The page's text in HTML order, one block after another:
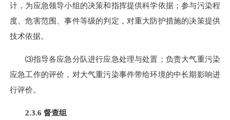
计，为应急领导小组的决策和指挥提供科学依据；参与污染程
度、危害范围、事件等级的判定，对重大防护措施的决策提供
技术依据。
⑶指导各应急分队进行应急处理与处置；负责大气重污染
应急工作的评价，对大气重污染事件带给环境的中长期影响进
行评价。
2.3.6 督查组